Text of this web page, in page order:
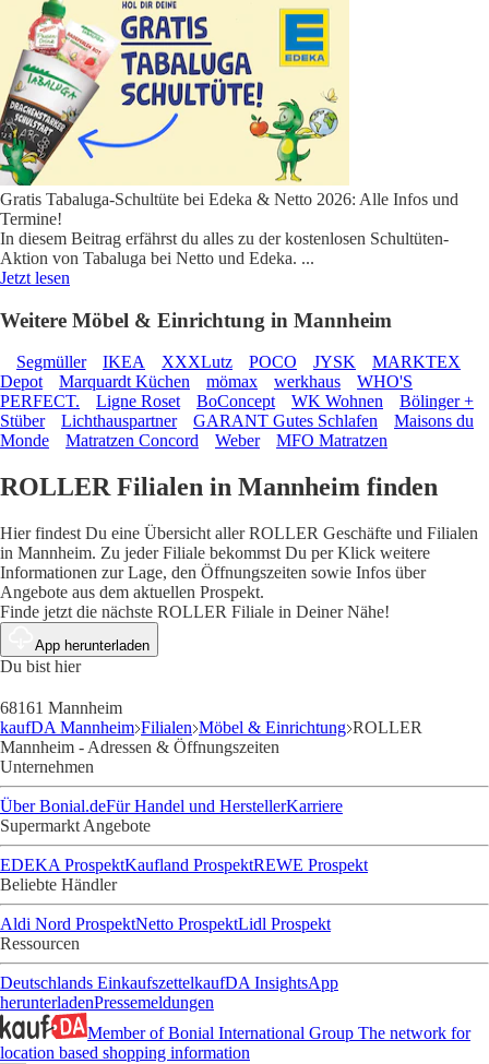
Gratis Tabaluga-Schultüte bei Edeka & Netto 2026: Alle Infos und
Termine!
In diesem Beitrag erfährst du alles zu der kostenlosen Schultüten-
Aktion von Tabaluga bei Netto und Edeka. ...
Jetzt lesen
Weitere Möbel & Einrichtung in Mannheim
Segmüller IKEA XXXLutz POCO JYSK
MARKTEX
Depot
Marquardt Küchen mömax werkhaus
WHO'S
PERFECT.
Ligne Roset BoConcept WK Wohnen
Bölinger +
Stüber
Lichthauspartner GARANT Gutes Schlafen
Maisons du
Monde
Matratzen Concord Weber MFO Matratzen
ROLLER Filialen in Mannheim finden
Hier findest Du eine Übersicht aller ROLLER Geschäfte und Filialen
in Mannheim. Zu jeder Filiale bekommst Du per Klick weitere
Informationen zur Lage, den Öffnungszeiten sowie Infos über
Angebote aus dem aktuellen Prospekt.
Finde jetzt die nächste ROLLER Filiale in Deiner Nähe!
App herunterladen
Du bist hier
68161 Mannheim
kaufDA Mannheim Filialen Möbel & Einrichtung ROLLER
Mannheim - Adressen & Öffnungszeiten
Unternehmen
Über Bonial.deFür Handel und HerstellerKarriere
Supermarkt Angebote
EDEKA ProspektKaufland ProspektREWE Prospekt
Beliebte Händler
Aldi Nord ProspektNetto ProspektLidl Prospekt
Ressourcen
Deutschlands EinkaufszettelkaufDA InsightsApp
herunterladenPressemeldungen
Member of Bonial International Group The network for
location based shopping information